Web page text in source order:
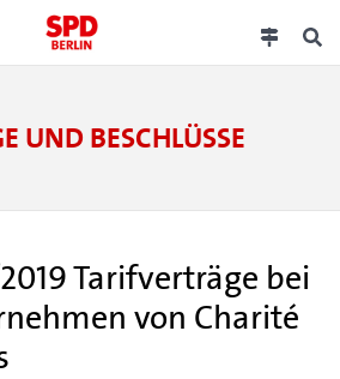
UND BESCHLÜSSE
Tarifverträge bei
von Charité